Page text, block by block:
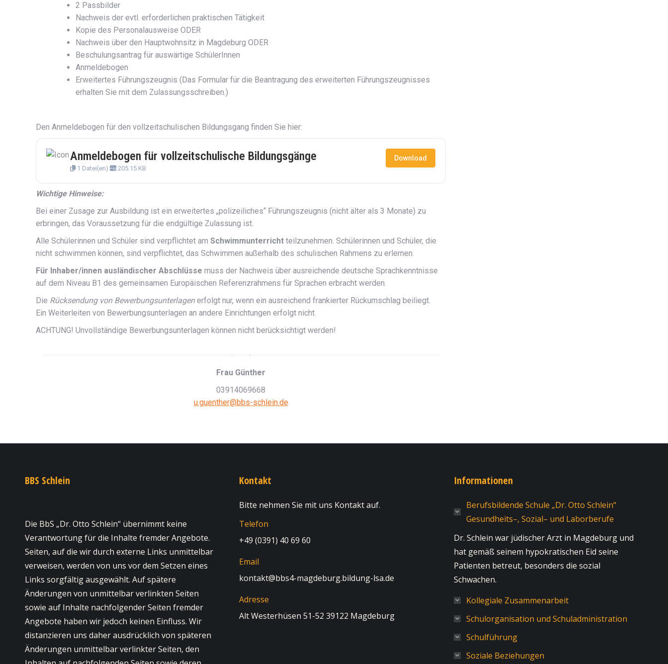
2 Passbilder
Nachweis der evtl. erforderlichen praktischen Tätigkeit
Kopie des Personalausweise ODER
Nachweis über den Hauptwohnsitz in Magdeburg ODER
Beschulungsantrag für auswärtige SchülerInnen
Anmeldebogen
Erweitertes Führungszeugnis (Das Formular für die Beantragung des erweiterten Führungszeugnisses
erhalten Sie mit dem Zulassungsschreiben.)
Den Anmeldebogen für den vollzeitschulischen Bildungsgang finden Sie hier:
Anmeldebogen für vollzeitschulische Bildungsgänge
1 Datei(en) 205.15 KB
Download
Wichtige Hinweise:
Bei einer Zusage zur Ausbildung ist ein erweitertes „polizeiliches“ Führungszeugnis (nicht älter als 3 Monate) zu
erbringen, das Voraussetzung für die endgültige Zulassung ist.
Alle Schülerinnen und Schüler sind verpflichtet am Schwimmunterricht teilzunehmen. Schülerinnen und Schüler, die
nicht schwimmen können, sind verpflichtet, das Schwimmen außerhalb des schulischen Rahmens zu erlernen.
Für Inhaber/innen ausländischer Abschlüsse muss der Nachweis über ausreichende deutsche Sprachkenntnisse
auf dem Niveau B1 des gemeinsamen Europäischen Referenzrahmens für Sprachen erbracht werden.
Die Rücksendung von Bewerbungsunterlagenerfolgt nur, wenn ein ausreichend frankierter Rückumschlag beiliegt.
Ein Weiterleiten von Bewerbungsunterlagen an andere Einrichtungen erfolgt nicht.
ACHTUNG! Unvollständige Bewerbungsunterlagen können nicht berücksichtigt werden!
Frau Günther
03914069668
u.guenther@bbs-schlein.de
BBS Schlein
Die BbS „Dr. Otto Schlein“ übernimmt keine
Verantwortung für die Inhalte fremder Angebote.
Seiten, auf die wir durch externe Links unmittelbar
verweisen, werden von uns vor dem Setzen eines
Links sorgfältig ausgewählt. Auf spätere
Änderungen von unmittelbar verlinkten Seiten
sowie auf Inhalte nachfolgender Seiten fremder
Angebote haben wir jedoch keinen Einfluss. Wir
distanzieren uns daher ausdrücklich von späteren
Änderungen unmittelbar verlinkter Seiten, den
Kontakt
Bitte nehmen Sie mit uns Kontakt auf.
Telefon
+49 (0391) 40 69 60
Email
kontakt@bbs4-magdeburg.bildung-lsa.de
Adresse
Alt Westerhüsen 51-52 39122 Magdeburg
Informationen
Berufsbildende Schule „Dr. Otto Schlein“
Gesundheits–, Sozial– und Laborberufe
Dr. Schlein war jüdischer Arzt in Magdeburg und
hat gemäß seinem hypokratischen Eid seine
Patienten betreut, besonders die sozial
Schwachen.
Kollegiale Zusammenarbeit
Schulorganisation und Schuladministration
Schulführung
Soziale Beziehungen